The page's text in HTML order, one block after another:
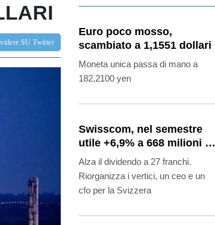
SU Twitter
Euro poco mosso,
scambiato a 1,1551 dollari
Moneta unica passa di mano a
182,2100 yen
Swisscom, nel semestre
utile +6,9% a 668 milioni di
franchi, conferma target
2026
Alza il dividendo a 27 franchi.
Riorganizza i vertici, un ceo e un
cfo per la Svizzera